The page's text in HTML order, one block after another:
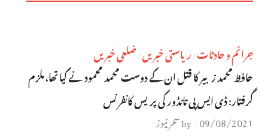
جرائم و حادثات / ریاستی خبریں / ضلعی خبریں
حافظ محمد زبیر کا قتل ان کے دوست محمد محمود نے کیا تھا، ملزم
گرفتار: ڈی ایس پی تانڈور کی پریس کانفرنس
09/08/2021
-
byسحر نیوز